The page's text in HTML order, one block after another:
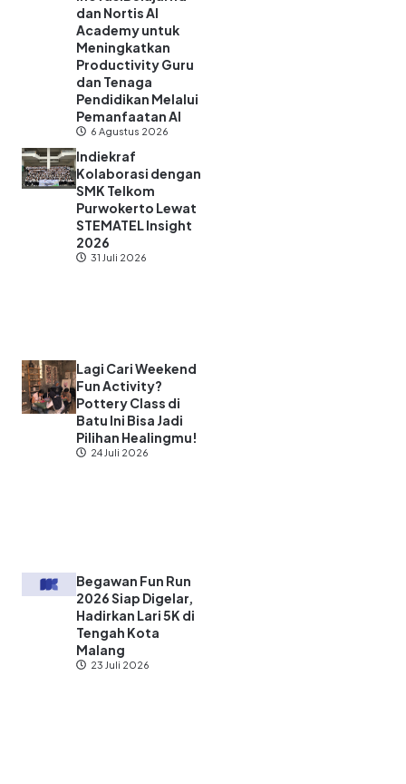
dan Nortis AI
Academy untuk
Meningkatkan
Productivity Guru
dan Tenaga
Pendidikan Melalui
Pemanfaatan AI
6 Agustus 2026
Indiekraf
Kolaborasi dengan
SMK Telkom
Purwokerto Lewat
STEMATEL Insight
2026
31 Juli 2026
Lagi Cari Weekend
Fun Activity?
Pottery Class di
Batu Ini Bisa Jadi
Pilihan Healingmu!
24 Juli 2026
Begawan Fun Run
2026 Siap Digelar,
Hadirkan Lari 5K di
Tengah Kota
Malang
23 Juli 2026